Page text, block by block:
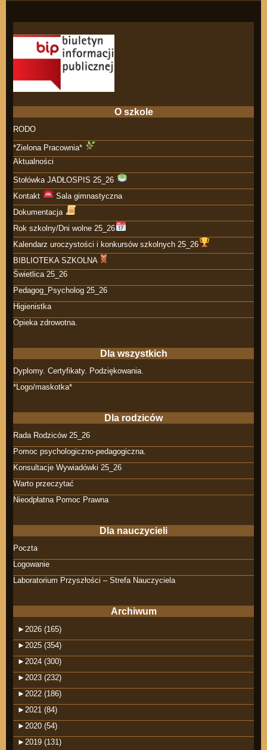
O szkole
RODO
*Zielona Pracownia*
Aktualności
Stołówka JADŁOSPIS 25_26
Kontakt
Sala gimnastyczna
Dokumentacja
Rok szkolny/Dni wolne 25_26
Kalendarz uroczystości i konkursów szkolnych 25_26
BIBLIOTEKA SZKOLNA
Świetlica 25_26
Pedagog_Psycholog 25_26
Higienistka
Opieka zdrowotna.
Dla wszystkich
Dyplomy. Certyfikaty. Podziękowania.
*Logo/maskotka*
Dla rodziców
Rada Rodziców 25_26
Pomoc psychologiczno-pedagogiczna.
Konsultacje Wywiadówki 25_26
Warto przeczytać
Nieodpłatna Pomoc Prawna
Dla nauczycieli
Poczta
Logowanie
Laboratorium Przyszłości – Strefa Nauczyciela
Archiwum
► 2026 (165)
► 2025 (354)
► 2024 (300)
► 2023 (232)
► 2022 (186)
► 2021 (84)
► 2020 (54)
► 2019 (131)